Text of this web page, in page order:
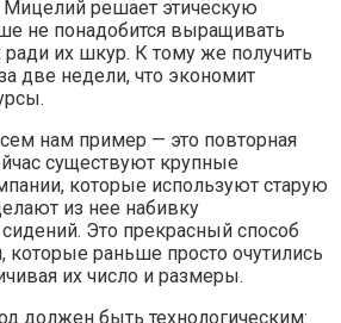
Мицелий решает этическую
не понадобится выращивать
их шкур. К тому же получить
две недели, что экономит
нам пример — это повторная
существуют крупные
которые используют старую
из нее набивку
Это прекрасный способ
которые раньше просто очутились
их число и размеры.
должен быть технологическим: